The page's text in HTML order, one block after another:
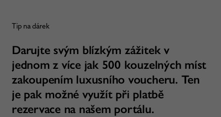
Tip na dárek
Darujte svým blízkým zážitek v
jednom z více jak 500 kouzelných míst
zakoupením luxusního voucheru. Ten
je pak možné využít při platbě
rezervace na našem portálu.